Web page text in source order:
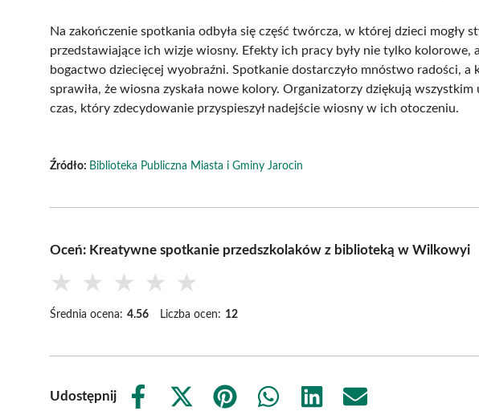
Na zakończenie spotkania odbyła się część twórcza, w której dzieci mogły
przedstawiające ich wizje wiosny. Efekty ich pracy były nie tylko kolorowe,
bogactwo dziecięcej wyobraźni. Spotkanie dostarczyło mnóstwo radości, a
sprawiła, że wiosna zyskała nowe kolory. Organizatorzy dziękują
czas, który zdecydowanie przyspieszył nadejście wiosny w ich otoczeniu.
Źródło: Biblioteka Publiczna Miasta i Gminy Jarocin
Oceń: Kreatywne spotkanie przedszkolaków z biblioteką w Wilkowyi
★ ★ ★ ★ ★
Średnia ocena: 4.56 Liczba ocen: 12
Udostępnij
Share
Share
Share
Share
Share
Share